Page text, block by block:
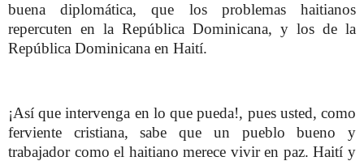
buena diplomática, que los problemas haitianos
repercuten en la República Dominicana, y los de la
República Dominicana en Haití.
¡Así que intervenga en lo que pueda!, pues usted, como
ferviente cristiana, sabe que un pueblo bueno y
trabajador como el haitiano merece vivir en paz. Haití y